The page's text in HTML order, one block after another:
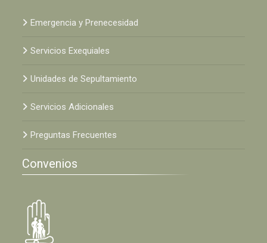
Emergencia y Prenecesidad
Servicios Exequiales
Unidades de Sepultamiento
Servicios Adicionales
Preguntas Frecuentes
Convenios